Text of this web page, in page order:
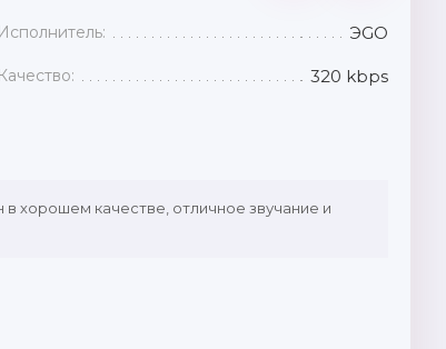
Исполнитель: ЭGO
Качество: 320 kbps
в хорошем качестве, отличное звучание и